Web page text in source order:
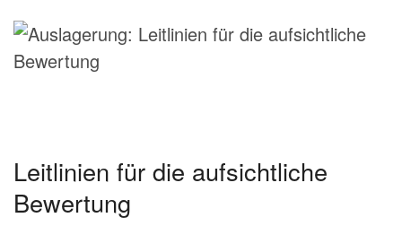
Leitlinien für die aufsichtliche
Bewertung